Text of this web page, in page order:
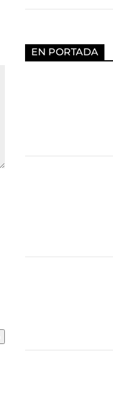
EN PORTADA